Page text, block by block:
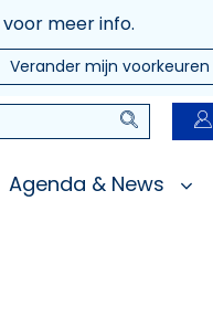
voor meer info.
Verander mijn voorkeuren
Zoeken
Agenda & News